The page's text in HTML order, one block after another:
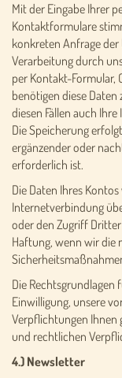
Mit der Eingabe Ihrer
Kontaktformulare
konkreten Anfrage
Verarbeitung durch
per Kontakt-Formular,
benötigen diese
diesen Fällen auch
Die Speicherung
ergänzender oder
erforderlich ist.
Die Daten Ihres
Internetverbindung
oder den Zugriff
Haftung, wenn wir die
Die Rechtsgrundlagen
Einwilligung, unsere
Verpflichtungen Ihnen
und rechtlichen
4.) Newsletter